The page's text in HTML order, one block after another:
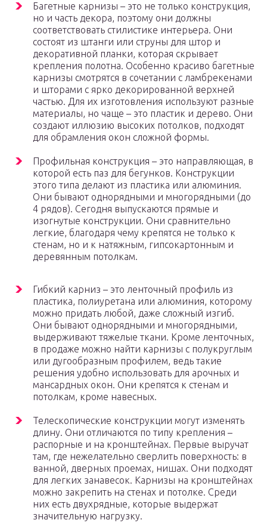
Багетные карнизы – это не только конструкция,
но и часть декора, поэтому они должны
соответствовать стилистике интерьера. Они
состоят из штанги или струны для штор и
декоративной планки, которая скрывает
крепления полотна. Особенно красиво багетные
карнизы смотрятся в сочетании с ламбрекенами
и шторами с ярко декорированной верхней
частью. Для их изготовления используют разные
материалы, но чаще – это пластик и дерево. Они
создают иллюзию высоких потолков, подходят
для обрамления окон сложной формы.
Профильная конструкция – это направляющая, в
которой есть паз для бегунков. Конструкции
этого типа делают из пластика или алюминия.
Они бывают однорядными и многорядными (до
4 рядов). Сегодня выпускаются прямые и
изогнутые конструкции. Они сравнительно
легкие, благодаря чему крепятся не только к
стенам, но и к натяжным, гипсокартонным и
деревянным потолкам.
Гибкий карниз – это ленточный профиль из
пластика, полиуретана или алюминия, которому
можно придать любой, даже сложный изгиб.
Они бывают однорядными и многорядными,
выдерживают тяжелые ткани. Кроме ленточных,
в продаже можно найти карнизы с полукруглым
или дугообразным профилем, ведь такие
решения удобно использовать для арочных и
мансардных окон. Они крепятся к стенам и
потолкам, кроме навесных.
Телескопические конструкции могут изменять
длину. Они отличаются по типу крепления –
распорные и на кронштейнах. Первые выручат
там, где нежелательно сверлить поверхность: в
ванной, дверных проемах, нишах. Они подходят
для легких занавесок. Карнизы на кронштейнах
можно закрепить на стенах и потолке. Среди
них есть двухрядные, которые выдержат
значительную нагрузку.